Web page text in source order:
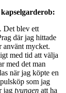
Det blev ett
där jag hittade
använt mycket.
med tid att välja
med det man
när jag köpte en
som jag
jag tvungen att ha